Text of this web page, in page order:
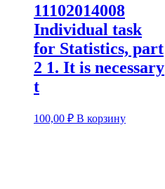
11102014008
Individual task
for Statistics, part
2 1. It is necessary
t
100,00 ₽ В корзину